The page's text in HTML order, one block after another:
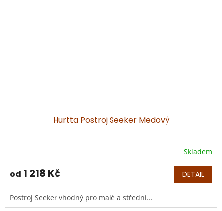
Hurtta Postroj Seeker Medový
Skladem
od 1 218 Kč DETAIL
Postroj Seeker vhodný pro malé a střední...